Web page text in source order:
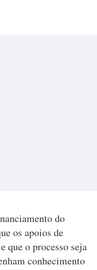
do
os apoios de
que o processo seja
conhecimento